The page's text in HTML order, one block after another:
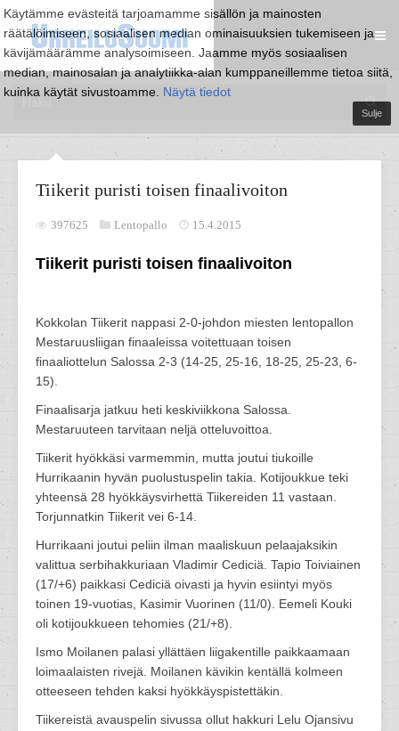
Käytämme evästeitä tarjoamamme sisällön ja mainosten
räätälöimiseen, sosiaalisen median ominaisuuksien tukemiseen ja
kävijämäärämme analysoimiseen. Jaamme myös sosiaalisen
median, mainosalan ja analytiikka-alan kumppaneillemme tietoa siitä,
kuinka käytät sivustoamme. Näytä tiedot
Sulje
Tiikerit puristi toisen finaalivoiton
397625 Lentopallo 15.4.2015
Tiikerit puristi toisen finaalivoiton
Kokkolan Tiikerit nappasi 2-0-johdon miesten lentopallon
Mestaruusliigan finaaleissa voitettuaan toisen
finaaliottelun Salossa 2-3 (14-25, 25-16, 18-25, 25-23, 6-
15).
Finaalisarja jatkuu heti keskiviikkona Salossa.
Mestaruuteen tarvitaan neljä otteluvoittoa.
Tiikerit hyökkäsi varmemmin, mutta joutui tiukoille
Hurrikaanin hyvän puolustuspelin takia. Kotijoukkue teki
yhteensä 28 hyökkäysvirhettä Tiikereiden 11 vastaan.
Torjunnatkin Tiikerit vei 6-14.
Hurrikaani joutui peliin ilman maaliskuun pelaajaksikin
valittua serbihakkuriaan Vladimir Cediciä. Tapio Toiviainen
(17/+6) paikkasi Cediciä oivasti ja hyvin esiintyi myös
toinen 19-vuotias, Kasimir Vuorinen (11/0). Eemeli Kouki
oli kotijoukkueen tehomies (21/+8).
Ismo Moilanen palasi yllättäen liigakentille paikkaamaan
loimaalaisten rivejä. Moilanen kävikin kentällä kolmeen
otteeseen tehden kaksi hyökkäyspistettäkin.
Tiikereistä avauspelin sivussa ollut hakkuri Lelu Ojansivu